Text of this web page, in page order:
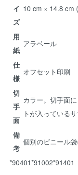
イ
ズ
10 cm × 14.8 cm
用
紙
アラベール
仕
様
オフセット印刷
切
手
面
カラー。切手面
トが入っている
備
考
個別のビニール
*90401*91002*91401